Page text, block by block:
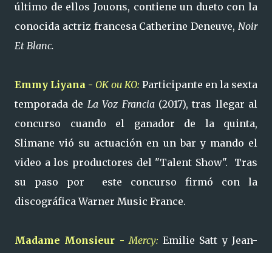
último de ellos Jouons, contiene un dueto con la
conocida actriz francesa Catherine Deneuve, Noir
Et Blanc.
Emmy Liyana - OK ou KO: Participante en la sexta
temporada de La Voz Francia(2017), tras llegar al
concurso cuando el ganador de la quinta,
Slimane vió su actuación en un bar y mando el
video a los productores del "Talent Show". Tras
su paso por este concurso firmó con la
discográfica Warner Music France.
Madame Monsieur -Mercy: Emilie Satt y Jean-